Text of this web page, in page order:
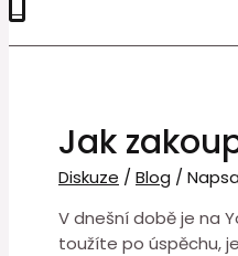
Jak
Diskuze / Blog /
V dnešní době je na
toužíte po úspěchu,